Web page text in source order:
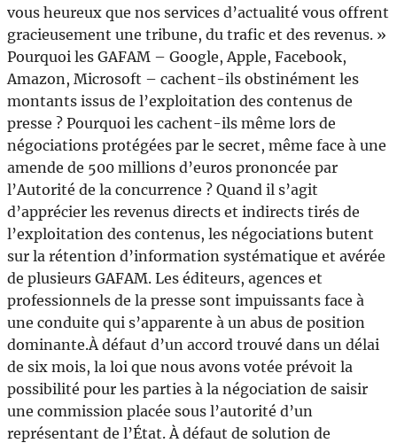
vous heureux que nos services d’actualité vous offrent
gracieusement une tribune, du trafic et des revenus. »
Pourquoi les GAFAM – Google, Apple, Facebook,
Amazon, Microsoft – cachent-ils obstinément les
montants issus de l’exploitation des contenus de
presse ? Pourquoi les cachent-ils même lors de
négociations protégées par le secret, même face à une
amende de 500 millions d’euros prononcée par
l’Autorité de la concurrence ? Quand il s’agit
d’apprécier les revenus directs et indirects tirés de
l’exploitation des contenus, les négociations butent
sur la rétention d’information systématique et avérée
de plusieurs GAFAM. Les éditeurs, agences et
professionnels de la presse sont impuissants face à
une conduite qui s’apparente à un abus de position
dominante.À défaut d’un accord trouvé dans un délai
de six mois, la loi que nous avons votée prévoit la
possibilité pour les parties à la négociation de saisir
une commission placée sous l’autorité d’un
représentant de l’État. À défaut de solution de